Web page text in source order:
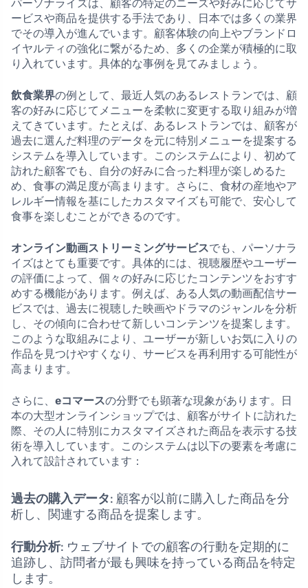
パーソナライズは、顧客の特定のニーズや好みに応じてサ
ービスや商品を提供する手法であり、日本では多くの業界
でその導入が進んでいます。顧客体験の向上やブランドロ
イヤルティの強化に繋がるため、多くの企業が積極的に取
り入れています。具体的な事例を見てみましょう。
飲食業界の例として、最近人気のあるレストランでは、顧
客の好みに応じてメニューを柔軟に変更する取り組みが増
えてきています。たとえば、あるレストランでは、顧客が
過去に選んだ料理のデータを元に特別メニューを提案する
システムを導入しています。このシステムにより、初めて
訪れた顧客でも、自分の好みに合った料理が楽しめるた
め、食事の満足度が高まります。さらに、食材の産地やア
レルギー情報を基にしたカスタマイズも可能で、安心して
食事を楽しむことができるのです。
オンライン動画ストリーミングサービスでも、パーソナラ
イズはとても重要です。具体的には、視聴履歴やユーザー
の評価によって、個々の好みに応じたコンテンツをおすす
めする機能があります。例えば、ある人気の動画配信サー
ビスでは、過去に視聴した映画やドラマのジャンルを分析
し、その傾向に合わせて新しいコンテンツを提案します。
このような取組みにより、ユーザーが新しいお気に入りの
作品を見つけやすくなり、サービスを再利用する可能性が
高まります。
さらに、 eコマースの分野でも顕著な現象があります。日
本の大型オンラインショップでは、顧客がサイトに訪れた
際、その人に特別にカスタマイズされた商品を表示する技
術を導入しています。このシステムは以下の要素を考慮に
入れて設計されています：
過去の購入データ: 顧客が以前に購入した商品を分
析し、関連する商品を提案します。
行動分析: ウェブサイトでの顧客の行動を定期的に
追跡し、訪問者が最も興味を持っている商品を特定
します。